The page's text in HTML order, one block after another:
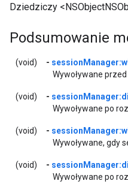
Dziedziczy
Podsumowanie
(void) -
Wywoływane
(void) -
Wywoływane po
(void) -
Wywoływane, gdy
(void) -
Wywoływane po